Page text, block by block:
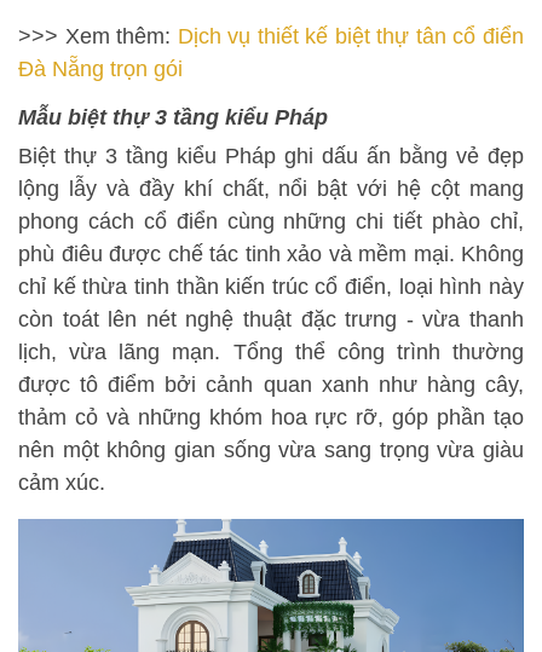
>>> Xem thêm: Dịch vụ thiết kế biệt thự tân cổ điển
Đà Nẵng trọn gói
Mẫu biệt thự 3 tầng kiểu Pháp
Biệt thự 3 tầng kiểu Pháp ghi dấu ấn bằng vẻ đẹp
lộng lẫy và đầy khí chất, nổi bật với hệ cột mang
phong cách cổ điển cùng những chi tiết phào chỉ,
phù điêu được chế tác tinh xảo và mềm mại. Không
chỉ kế thừa tinh thần kiến trúc cổ điển, loại hình này
còn toát lên nét nghệ thuật đặc trưng - vừa thanh
lịch, vừa lãng mạn. Tổng thể công trình thường
được tô điểm bởi cảnh quan xanh như hàng cây,
thảm cỏ và những khóm hoa rực rỡ, góp phần tạo
nên một không gian sống vừa sang trọng vừa giàu
cảm xúc.